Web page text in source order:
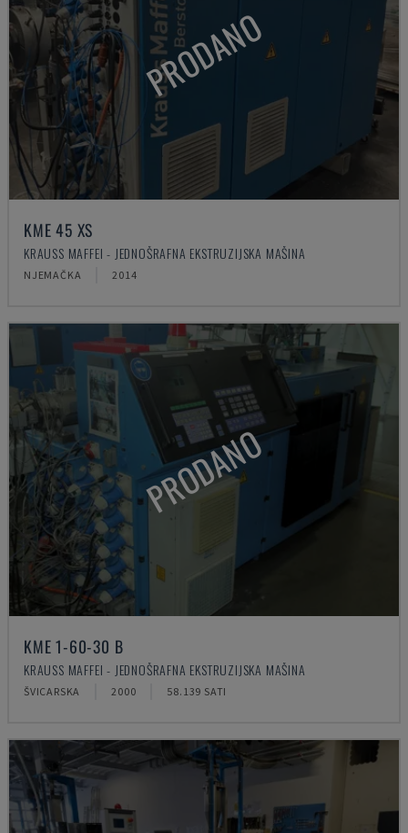
PRODANO
KME 45 XS
KRAUSS MAFFEI - JEDNOŠRAFNA EKSTRUZIJSKA MAŠINA
NJEMAČKA 2014
PRODANO
KME 1-60-30 B
KRAUSS MAFFEI - JEDNOŠRAFNA EKSTRUZIJSKA MAŠINA
ŠVICARSKA 2000 58.139 SATI